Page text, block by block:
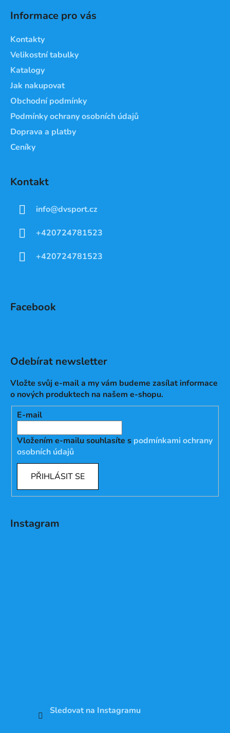
Informace pro vás
Kontakty
Velikostní tabulky
Katalogy
Jak nakupovat
Obchodní podmínky
Podmínky ochrany osobních údajů
Doprava a platby
Ceníky
Kontakt
info@dvsport.cz
+420724781523
+420724781523
Facebook
Odebírat newsletter
Vložte svůj e-mail a my vám budeme zasílat informace
o nových produktech na našem e-shopu.
E-mail
Vložením e-mailu souhlasíte s podmínkami ochrany
osobních údajů
PŘIHLÁSIT SE
Instagram
Sledovat na Instagramu